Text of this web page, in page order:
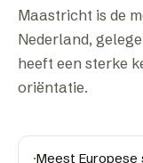
Maastricht is de
Nederland,
heeft een sterke
oriëntatie.
·Meest Europese